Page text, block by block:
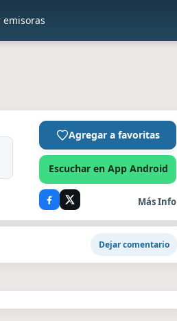
Agregar a favoritas
Escuchar en App Android
Más Info
Dejar comentario